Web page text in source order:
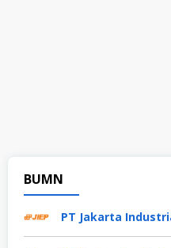
BUMN
PT Jakarta